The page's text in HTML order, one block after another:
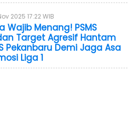
2025 17:22 WIB
Wajib Menang! PSMS
Target Agresif Hantam
Pekanbaru Demi Jaga Asa
Liga 1